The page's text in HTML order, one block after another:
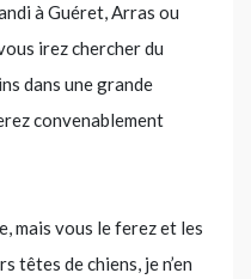
à Guéret, Arras ou
irez chercher du
dans une grande
convenablement
mais vous le ferez et les
têtes de chiens, je n’en